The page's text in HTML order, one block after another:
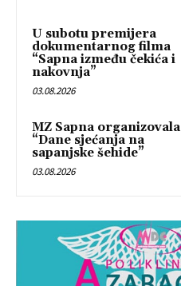
U subotu premijera
dokumentarnog filma
“Sapna između čekića i
nakovnja”
03.08.2026
MZ Sapna organizovala
“Dane sjećanja na
sapanjske šehide”
03.08.2026